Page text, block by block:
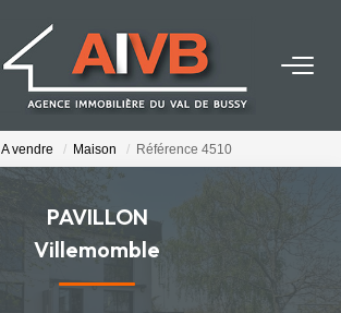
ACHETER
ESTIMER
A vendre Maison Référence 4510
PAVILLON
Villemomble